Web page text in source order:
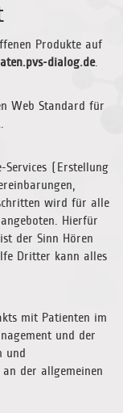
Produkte auf
dialog.de.
Web Standard für
(Erstellung
wird für alle
Hierfür
der Sinn Hören
Dritter kann alles
mit Patienten im
und der
und
an der allgemeinen